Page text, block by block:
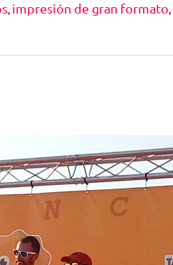
, impresión de gran formato,